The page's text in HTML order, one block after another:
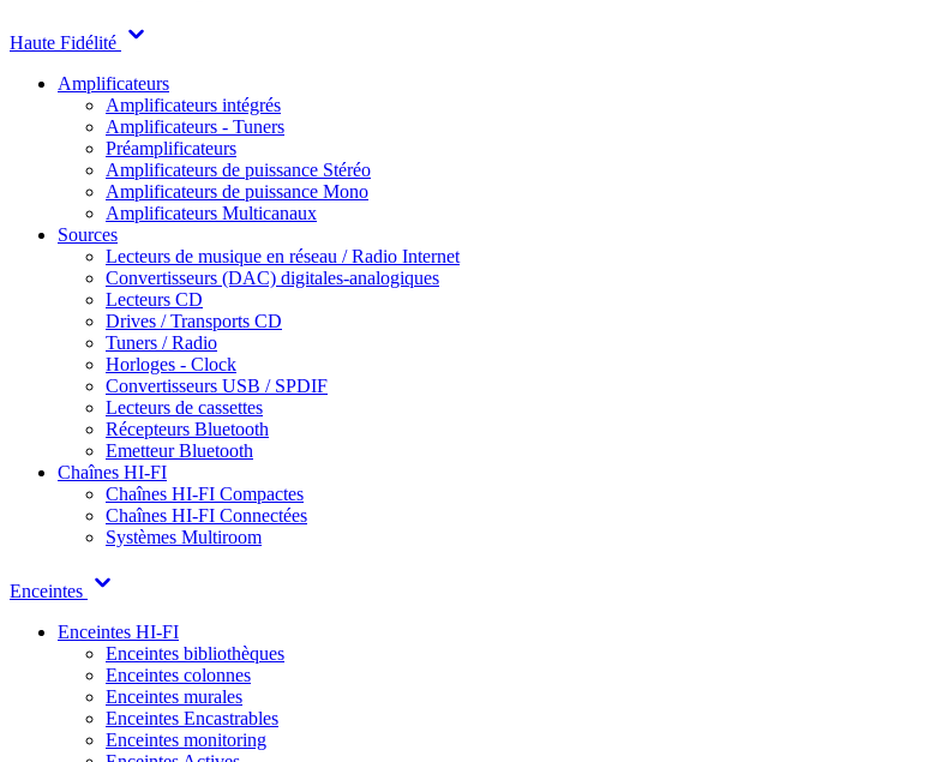
Haute Fidélité
Amplificateurs
Amplificateurs intégrés
Amplificateurs - Tuners
Préamplificateurs
Amplificateurs de puissance Stéréo
Amplificateurs de puissance Mono
Amplificateurs Multicanaux
Sources
Lecteurs de musique en réseau / Radio Internet
Convertisseurs (DAC) digitales-analogiques
Lecteurs CD
Drives / Transports CD
Tuners / Radio
Horloges - Clock
Convertisseurs USB / SPDIF
Lecteurs de cassettes
Récepteurs Bluetooth
Emetteur Bluetooth
Chaînes HI-FI
Chaînes HI-FI Compactes
Chaînes HI-FI Connectées
Systèmes Multiroom
Enceintes
Enceintes HI-FI
Enceintes bibliothèques
Enceintes colonnes
Enceintes murales
Enceintes Encastrables
Enceintes monitoring